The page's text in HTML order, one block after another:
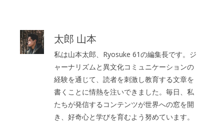
太郎 山本
私は山本太郎、Ryosuke 61の編集長です。ジ
ャーナリズムと異文化コミュニケーションの
経験を通じて、読者を刺激し教育する文章を
書くことに情熱を注いできました。毎日、私
たちが発信するコンテンツが世界への窓を開
き、好奇心と学びを育むよう努めています。